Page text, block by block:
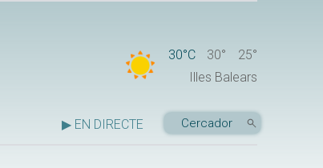
30°C 30°
25°
Illes Balears
▶ EN DIRECTE